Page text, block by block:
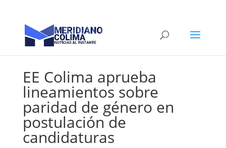
EE Colima aprueba
lineamientos sobre
paridad de género en
postulación de
candidaturas